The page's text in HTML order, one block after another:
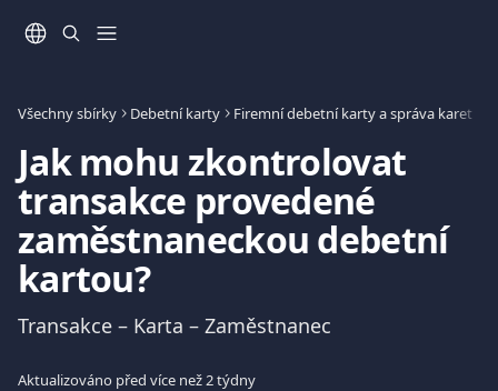
Všechny sbírky Debetní karty Firemní debetní karty a správa karet
Jak mohu zkontrolovat
transakce provedené
zaměstnaneckou debetní
kartou?
Transakce – Karta – Zaměstnanec
Aktualizováno před více než 2 týdny